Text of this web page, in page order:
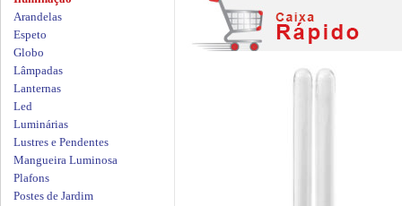
Arandelas
Espeto
Globo
Lâmpadas
Lanternas
Led
Luminárias
Lustres e Pendentes
Mangueira Luminosa
Plafons
Postes de Jardim